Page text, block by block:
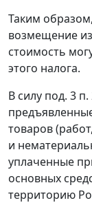
Таким
возмещение
стоимость
этого налога.
В силу под. 3 п.
товаров
и
уплаченные
основных
территорию